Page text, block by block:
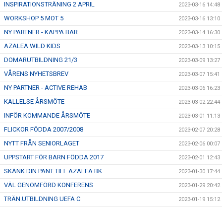
INSPIRATIONSTRÄNING 2 APRIL 2023-03-16 14:48
WORKSHOP 5 MOT 5 2023-03-16 13:10
NY PARTNER - KAPPA BAR 2023-03-14 16:30
AZALEA WILD KIDS 2023-03-13 10:15
DOMARUTBILDNING 21/3 2023-03-09 13:27
VÅRENS NYHETSBREV 2023-03-07 15:41
NY PARTNER - ACTIVE REHAB 2023-03-06 16:23
KALLELSE ÅRSMÖTE 2023-03-02 22:44
INFÖR KOMMANDE ÅRSMÖTE 2023-03-01 11:13
FLICKOR FÖDDA 2007/2008 2023-02-07 20:28
NYTT FRÅN SENIORLAGET 2023-02-06 00:07
UPPSTART FÖR BARN FÖDDA 2017 2023-02-01 12:43
SKÄNK DIN PANT TILL AZALEA BK 2023-01-30 17:44
VÄL GENOMFÖRD KONFERENS 2023-01-29 20:42
TRÄN.UTBILDNING UEFA C 2023-01-19 15:12